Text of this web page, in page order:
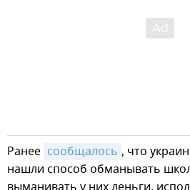
Ранее сообщалось , что
нашли способ обманывать